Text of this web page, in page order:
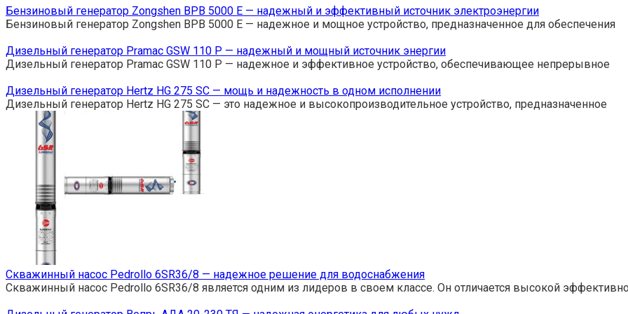
Бензиновый генератор Zongshen BPB 5000 E — надежный и эффективный источник электроэнергии
Бензиновый генератор Zongshen BPB 5000 E — надежное и мощное устройство, предназначенное для обеспечения
Дизельный генератор Pramac GSW 110 P — надежный и мощный источник энергии
Дизельный генератор Pramac GSW 110 P — надежное и эффективное устройство, обеспечивающее непрерывное
Дизельный генератор Hertz HG 275 SC — мощь и надежность в одном исполнении
Дизельный генератор Hertz HG 275 SC — это надежное и высокопроизводительное устройство, предназначенное
Скважинный насос Pedrollo 6SR36/8 — надежное решение для водоснабжения
Скважинный насос Pedrollo 6SR36/8 является одним из лидеров в своем классе. Он отличается высокой